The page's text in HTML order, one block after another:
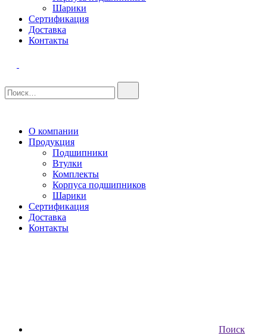
Шарики
Сертификация
Доставка
Контакты
О компании
Продукция
Подшипники
Втулки
Комплекты
Корпуса подшипников
Шарики
Сертификация
Доставка
Контакты
Поиск